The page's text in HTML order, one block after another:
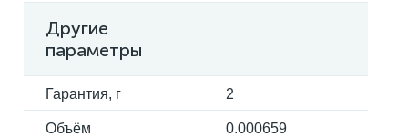
Другие
параметры
Гарантия, г 2
Объём 0.000659